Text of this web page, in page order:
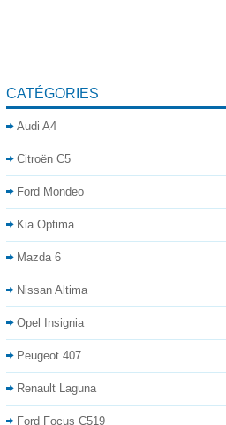
CATÉGORIES
Audi A4
Citroën C5
Ford Mondeo
Kia Optima
Mazda 6
Nissan Altima
Opel Insignia
Peugeot 407
Renault Laguna
Ford Focus C519